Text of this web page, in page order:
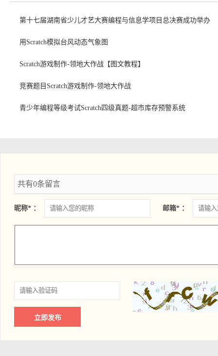
第十七届湖南省少儿才艺大赛编程与信息学项目总决赛成功举办
用Scratch模拟台风动态气象图
Scratch游戏制作-领地大作战【图文教程】
竞赛题目Scratch游戏制作-领地大作战
青少年编程等级考试Scratch四级真题-超市库存预警系统
共有0条留言
昵称* ： 邮箱* ：